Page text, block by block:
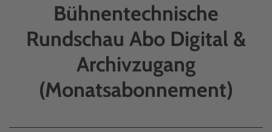
Bühnentechnische
Rundschau Abo Digital &
Archivzugang
(Monatsabonnement)